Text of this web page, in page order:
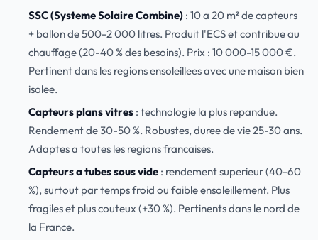
SSC (Systeme Solaire Combine): 10 a 20 m² de capteurs
+ ballon de 500-2 000 litres. Produit l'ECS et contribue au
chauffage (20-40 % des besoins). Prix : 10 000-15 000 €.
Pertinent dans les regions ensoleillees avec une maison bien
isolee.
Capteurs plans vitres: technologie la plus repandue.
Rendement de 30-50 %. Robustes, duree de vie 25-30 ans.
Adaptes a toutes les regions francaises.
Capteurs a tubes sous vide: rendement superieur (40-60
%), surtout par temps froid ou faible ensoleillement. Plus
fragiles et plus couteux (+30 %). Pertinents dans le nord de
la France.